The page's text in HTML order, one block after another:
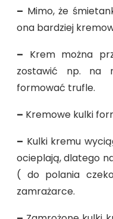
– Mimo, że
ona bardziej
– Krem można
zostawić np. na
formować trufle.
– Kremowe kulki
– Kulki kremu
ocieplają, dlatego
( do polania
zamrażarce.